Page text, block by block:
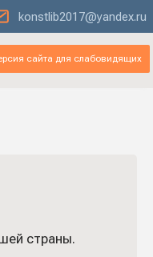
konstlib2017@yandex.ru
сайта для слабовидящих
страны.